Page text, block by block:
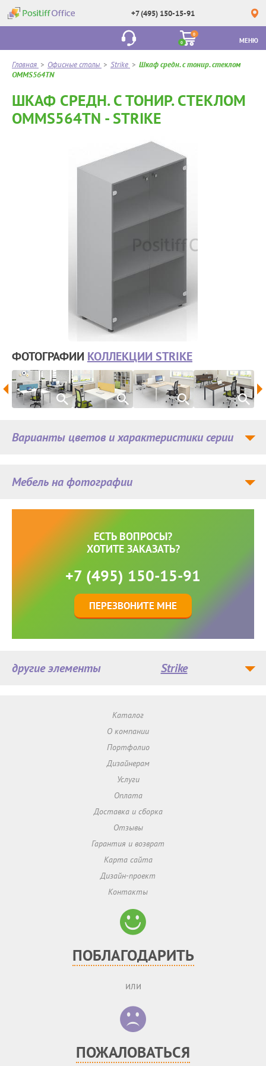
+7 (495) 150-15-91
0
0
МЕНЮ
Главная > Офисные столы > Strike > Шкаф средн. с тонир. стеклом
OMMS564TN
ШКАФ СРЕДН. С ТОНИР. СТЕКЛОМ
OMMS564TN - STRIKE
ФОТОГРАФИИ КОЛЛЕКЦИИ STRIKE
Мебель на фотографии
Варианты цветов и характеристики серии
ЕСТЬ ВОПРОСЫ?
ХОТИТЕ ЗАКАЗАТЬ?
+7 (495) 150-15-91
ПЕРЕЗВОНИТЕ МНЕ
другие элементы Strike
Каталог
О компании
Портфолио
Дизайнерам
Услуги
Оплата
Доставка и сборка
Отзывы
Гарантия и возврат
Карта сайта
Дизайн-проект
Контакты
ПОБЛАГОДАРИТЬ
или
ПОЖАЛОВАТЬСЯ